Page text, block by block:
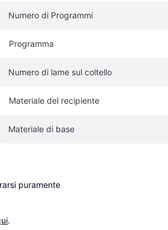
Numero di Programmi
Programma
Numero di lame sul coltello
Materiale del recipiente
Materiale di base
puramente
.